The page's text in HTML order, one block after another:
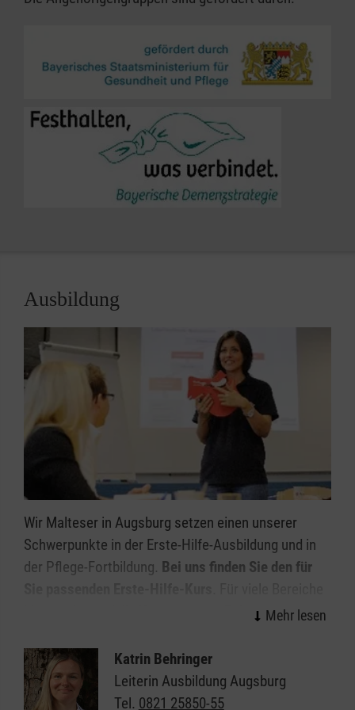
Ausbildung
Wir Malteser in Augsburg setzen einen unserer
Schwerpunkte in der Erste-Hilfe-Ausbildung und in
der Pflege-Fortbildung. Bei uns finden Sie den für
bieten wir spezielle Kurse an, zum Beispiel zu den
und immer aktuell. Nicht nur für
Führerscheinanwärter spielt Erste Hilfe leisten zu
können eine zentrale Rolle, auch für betriebliche
Katrin Behringer
Leiterin Ausbildung Augsburg
Tel. 0821 25850-55